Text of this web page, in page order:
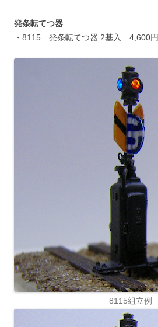
発条転てつ器
・8115 発条転てつ器 2基入 4,600円
8115組立例